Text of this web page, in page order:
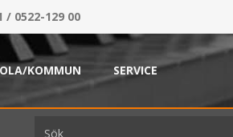
/ 0522-129 00
KOMMUN SERVICE